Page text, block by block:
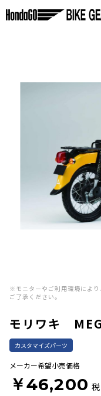
※モニターやご利用環境によ
ご了承ください。
カスタマイズパーツ
モリワキ
メーカー希望小売価格
￥46,200